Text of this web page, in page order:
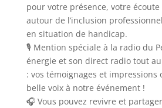
pour votre présence, votre écoute
autour de l’inclusion
en situation de handicap.
🎙️ Mention spéciale à la radio du
énergie et son direct radio tout
: vos témoignages et impressions
belle voix à notre événement !
🎧 Vous pouvez revivre et